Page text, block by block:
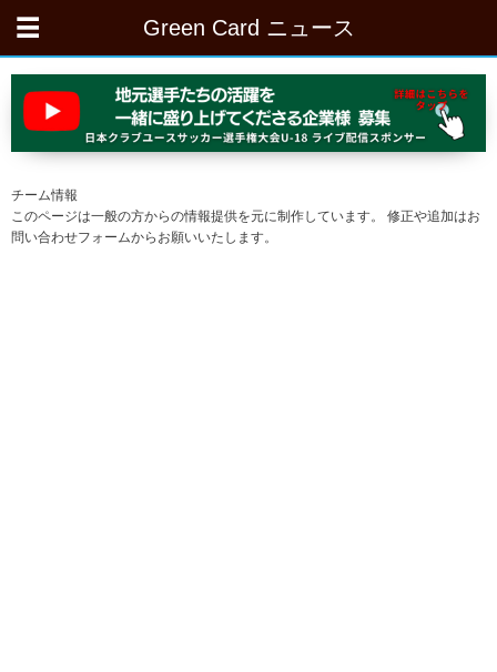
Green Card ニュース
チーム情報
このページは一般の方からの情報提供を元に制作しています。 修正や追加はお
問い合わせフォームからお願いいたします。